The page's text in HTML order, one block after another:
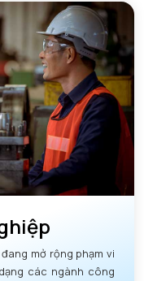
mở rộng phạm vi
các ngành công